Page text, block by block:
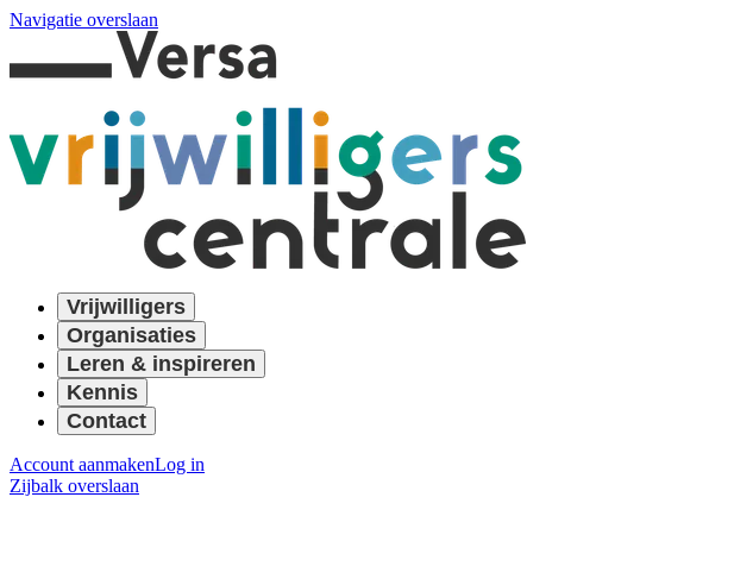
Navigatie overslaan
Vrijwilligers
Organisaties
Leren & inspireren
Kennis
Contact
Account aanmakenLog in
Zijbalk overslaan